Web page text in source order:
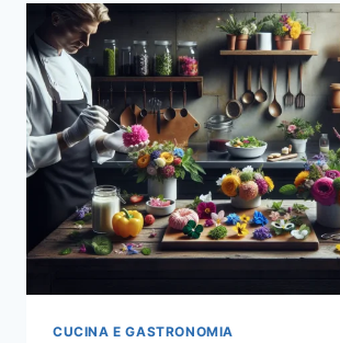
TRASFORMARE
GLI
AVANZI
IN
PIATTI
GOURMET
CUCINA E GASTRONOMIA